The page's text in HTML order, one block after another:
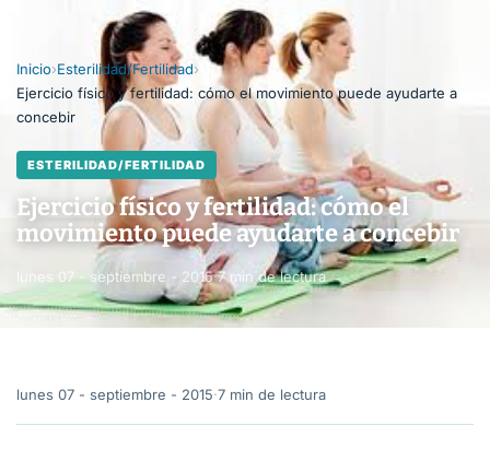
Inicio›Esterilidad/Fertilidad›
Ejercicio físico y fertilidad: cómo el movimiento puede ayudarte a
concebir
ESTERILIDAD/FERTILIDAD
Ejercicio físico y fertilidad: cómo el
movimiento puede ayudarte a concebir
lunes 07 - septiembre - 2015·7 min de lectura
lunes 07 - septiembre - 2015·7 min de lectura